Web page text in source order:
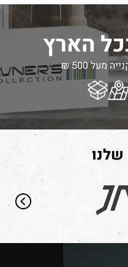
הארץ
מעל 500 ₪
שלנו